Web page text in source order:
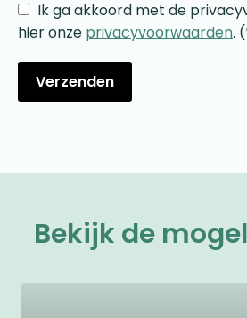
Ik ga akkoord met de
hier onze privacyvoorwaarden.
Bekijk de